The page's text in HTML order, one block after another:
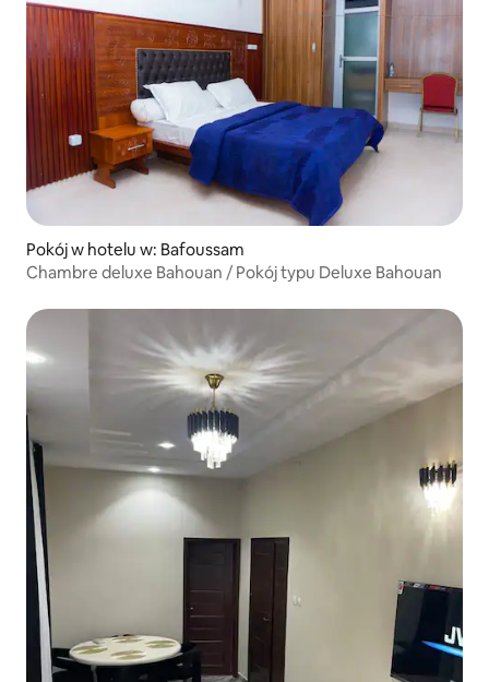
Pokój w hotelu w: Bafoussam
Chambre deluxe Bahouan / Pokój typu Deluxe Bahouan